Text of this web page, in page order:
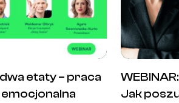
etaty – praca
Jak